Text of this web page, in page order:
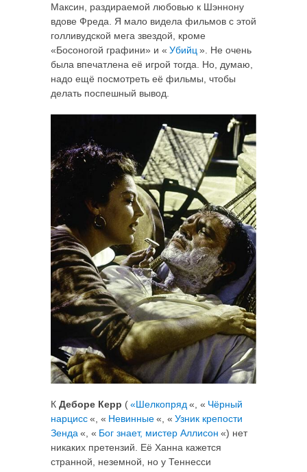
Максин, раздираемой любовью к Шэннону
вдове Фреда. Я мало видела фильмов с этой
голливудской мега звездой, кроме
«Босоногой графини» и « Убийц ». Не очень
была впечатлена её игрой тогда. Но, думаю,
надо ещё посмотреть её фильмы, чтобы
делать поспешный вывод.
К Деборе Керр («Шелкопряд «, « Чёрный
нарцисс«, « Невинные«, « Узник крепости
Зенда «, « Бог знает, мистер Аллисон «) нет
никаких претензий. Её Ханна кажется
странной, неземной, но у Теннесси